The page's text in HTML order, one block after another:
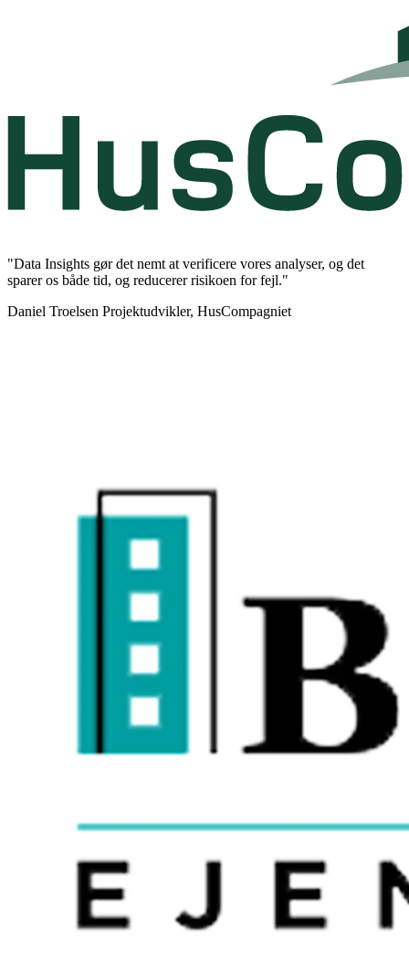
"Data Insights gør det nemt at verificere vores analyser, og det
sparer os både tid, og reducerer risikoen for fejl."
Daniel Troelsen Projektudvikler, HusCompagniet